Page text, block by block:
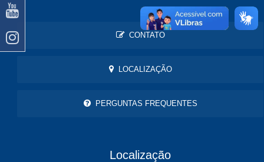
CONTATO
LOCALIZAÇÃO
PERGUNTAS FREQUENTES
Localização